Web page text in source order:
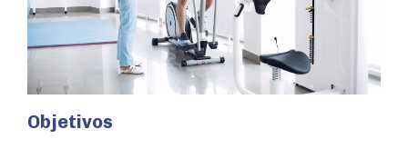
Objetivos